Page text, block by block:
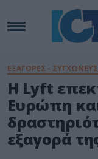
ΕΞΑΓΟΡΕΣ -
Η Lyft
Ευρώπη
εξαγορά